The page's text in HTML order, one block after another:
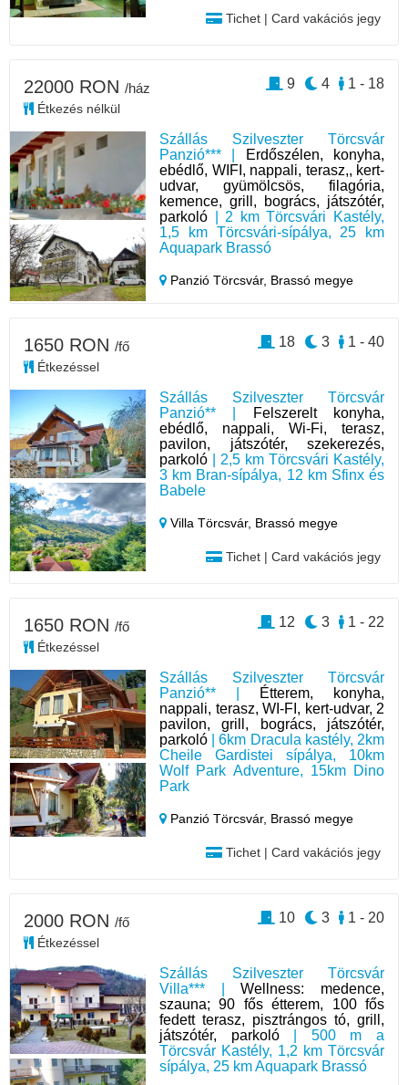
Tichet | Card vakációs jegy
Szállás Szilveszter Törcsvár
Panzió*** |
Erdőszélen, konyha,
ebédlő, WIFI, nappali, terasz,, kert-
udvar, gyümölcsös, filagória,
kemence, grill, bogrács, játszótér,
parkoló | 2 km Törcsvári Kastély,
1,5 km Törcsvári-sípálya, 25 km
Aquapark Brassó
Panzió Törcsvár, Brassó megye
22000 RON /ház
Étkezés nélkül
1 - 18
4
9
Szállás Szilveszter Törcsvár
Panzió** |
Felszerelt konyha,
ebédlő, nappali, Wi-Fi, terasz,
pavilon, játszótér, szekerezés,
parkoló | 2,5 km Törcsvári Kastély,
3 km Bran-sípálya, 12 km Sfinx és
Babele
Villa Törcsvár, Brassó megye
Tichet | Card vakációs jegy
1650 RON /fő
Étkezéssel
1 - 40
3
18
Szállás Szilveszter Törcsvár
Panzió** |
Étterem, konyha,
nappali, terasz, WI-FI, kert-udvar, 2
pavilon, grill, bogrács, játszótér,
parkoló | 6km Dracula kastély, 2km
Cheile Gardistei sípálya, 10km
Wolf Park Adventure, 15km Dino
Park
Panzió Törcsvár, Brassó megye
Tichet | Card vakációs jegy
1650 RON /fő
Étkezéssel
1 - 22
3
12
Szállás Szilveszter Törcsvár
Villa*** |Wellness: medence,
szauna; 90 fős étterem, 100 fős
fedett terasz, pisztrángos tó, grill,
játszótér, parkoló| 500 m a
Törcsvár Kastély, 1,2 km Törcsvár
sípálya, 25 km Aquapark Brassó
2000 RON /fő
Étkezéssel
1 - 20
3
10